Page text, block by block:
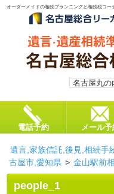
オーダーメイドの相続プランニングと相続税コ
名古屋丸の
電話予約 メール予
遺言,家族信託,後見,相続手
古屋市,愛知県 > 金山駅前
people_1